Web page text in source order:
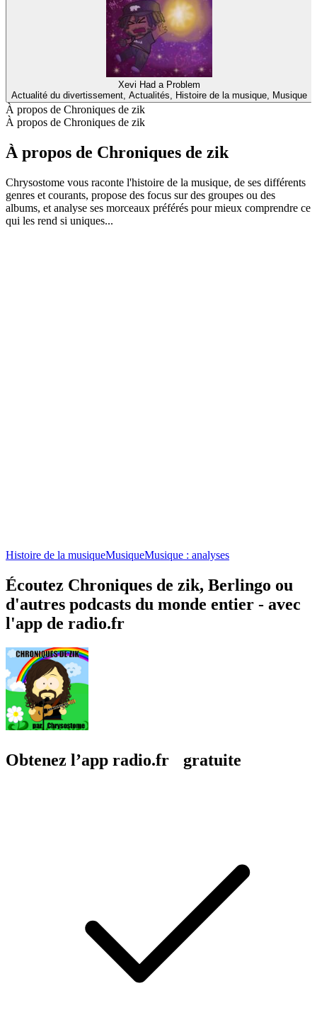
Xevi Had a Problem
Actualité du divertissement, Actualités, Histoire de la musique, Musique
À propos de Chroniques de zik
À propos de Chroniques de zik
À propos de Chroniques de zik
Chrysostome vous raconte l'histoire de la musique, de ses différents
genres et courants, propose des focus sur des groupes ou des
albums, et analyse ses morceaux préférés pour mieux comprendre ce
qui les rend si uniques...
Histoire de la musiqueMusiqueMusique : analyses
Écoutez Chroniques de zik, Berlingo ou
d'autres podcasts du monde entier - avec
l'app de radio.fr
Obtenez l’app radio.fr gratuite